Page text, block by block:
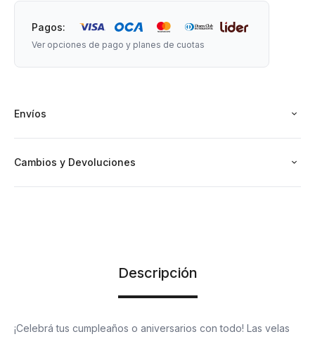
Pagos:
Ver opciones de pago y planes de cuotas
Envíos
Cambios y Devoluciones
Descripción
¡Celebrá tus cumpleaños o aniversarios con todo! Las velas